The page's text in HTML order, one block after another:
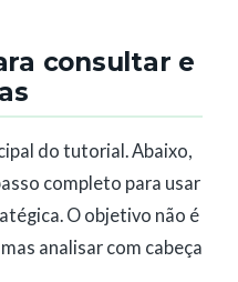
consultar e
do tutorial. Abaixo,
completo para usar
O objetivo não é
analisar com cabeça